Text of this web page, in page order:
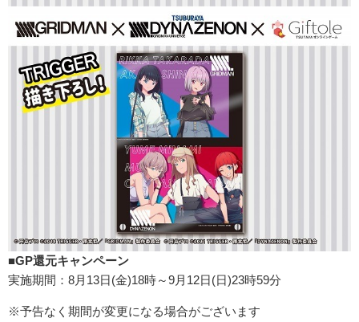
■GP還元キャンペーン
実施期間：8月13日(金)18時～9月12日(日)23時59分
※予告なく期間が変更になる場合がございます